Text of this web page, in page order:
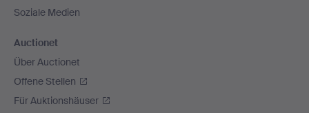
Soziale Medien
Auctionet
Über Auctionet
Offene Stellen
Für Auktionshäuser